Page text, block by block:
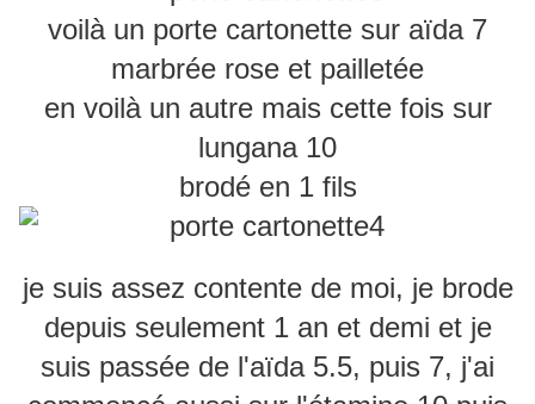
voilà un porte cartonette sur aïda 7
marbrée rose et pailletée
en voilà un autre mais cette fois sur
lungana 10
brodé en 1 fils
je suis assez contente de moi, je brode
depuis seulement 1 an et demi et je
suis passée de l'aïda 5.5, puis 7, j'ai